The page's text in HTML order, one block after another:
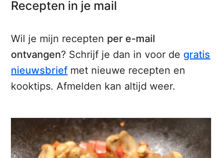
Recepten in je mail
Wil je mijn recepten per e-mail
ontvangen? Schrijf je dan in voor de gratis
nieuwsbrief met nieuwe recepten en
kooktips. Afmelden kan altijd weer.